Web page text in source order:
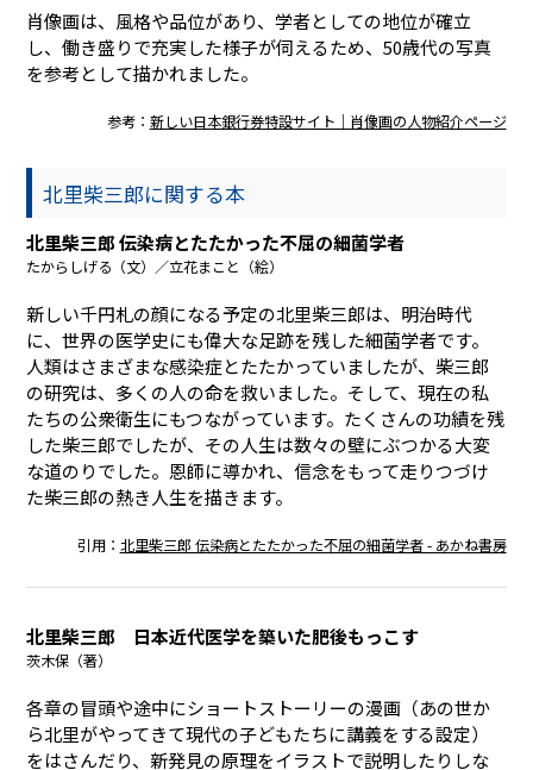
肖像画は、風格や品位があり、学者としての地位が確立
し、働き盛りで充実した様子が伺えるため、50歳代の写真
を参考として描かれました。
参考： 新しい日本銀行券特設サイト｜肖像画の人物紹介ページ
北里柴三郎に関する本
北里柴三郎 伝染病とたたかった不屈の細菌学者
たからしげる（文）／立花まこと（絵）
新しい千円札の顔になる予定の北里柴三郎は、明治時代
に、世界の医学史にも偉大な足跡を残した細菌学者です。
人類はさまざまな感染症とたたかっていましたが、柴三郎
の研究は、多くの人の命を救いました。そして、現在の私
たちの公衆衛生にもつながっています。たくさんの功績を残
した柴三郎でしたが、その人生は数々の壁にぶつかる大変
な道のりでした。恩師に導かれ、信念をもって走りつづけ
た柴三郎の熱き人生を描きます。
引用： 北里柴三郎 伝染病とたたかった不屈の細菌学者 - あかね書房
北里柴三郎 日本近代医学を築いた肥後もっこす
茨木保（著）
各章の冒頭や途中にショートストーリーの漫画（あの世か
ら北里がやってきて現代の子どもたちに講義をする設定）
をはさんだり、新発見の原理をイラストで説明したりしな